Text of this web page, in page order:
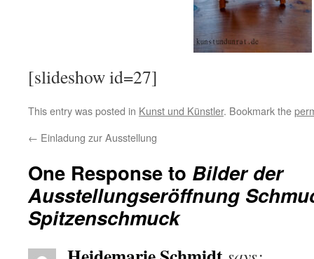
[slideshow id=27]
This entry was posted in Kunst und Künstler. Bookmark the
← Einladung zur Ausstellung
One Response to Bilder der
Ausstellungseröffnung
Spitzenschmuck